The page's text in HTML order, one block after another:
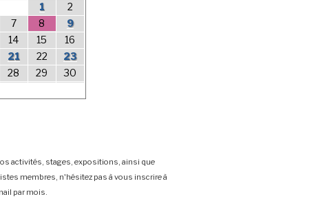
1
2
7 8
9
14 15
16
21 22
23
28 29
30
activités, stages, expositions, ainsi que
membres, n'hésitez pas à vous inscrire à
par mois.